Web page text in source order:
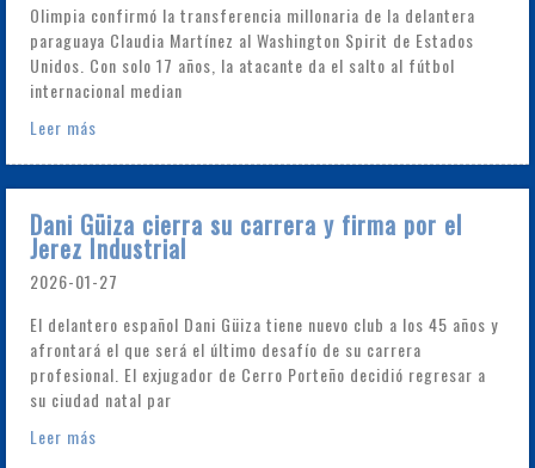
Olimpia confirmó la transferencia millonaria de la delantera
paraguaya Claudia Martínez al Washington Spirit de Estados
Unidos. Con solo 17 años, la atacante da el salto al fútbol
internacional median
Leer más
Dani Güiza cierra su carrera y firma por el
Jerez Industrial
2026-01-27
El delantero español Dani Güiza tiene nuevo club a los 45 años y
afrontará el que será el último desafío de su carrera
profesional. El exjugador de Cerro Porteño decidió regresar a
su ciudad natal par
Leer más